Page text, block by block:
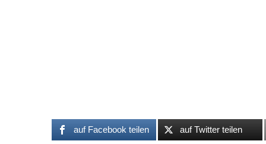
auf Facebook teilen auf Twitter teilen